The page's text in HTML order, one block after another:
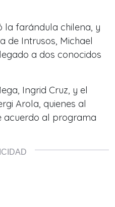
la farándula chilena, y
de Intrusos, Michael
a dos conocidos
Ingrid Cruz, y el
Arola, quienes al
acuerdo al programa